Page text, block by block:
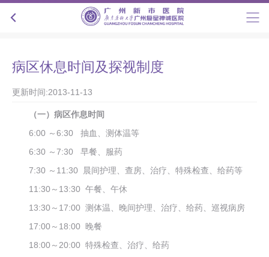
病区休息时间及探视制度
更新时间:2013-11-13
（一）病区作息时间
6:00 ～6:30 抽血、测体温等
6:30 ～7:30 早餐、服药
7:30 ～11:30 晨间护理、查房、治疗、特殊检查、给药等
11:30～13:30 午餐、午休
13:30～17:00 测体温、晚间护理、治疗、给药、巡视病房
17:00～18:00 晚餐
18:00～20:00 特殊检查、治疗、给药